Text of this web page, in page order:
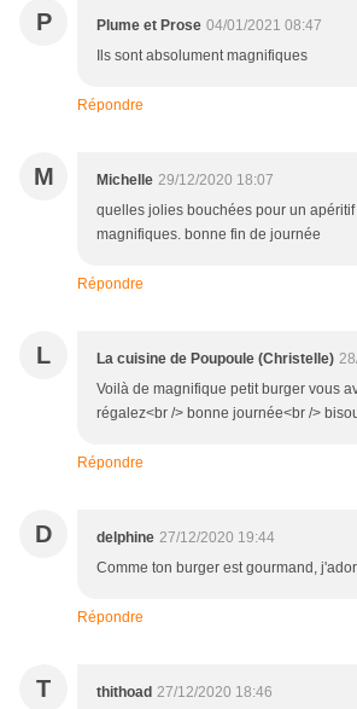
P Plume et Prose 04/01/2021 08:47
Ils sont absolument magnifiques
Répondre
M Michelle 29/12/2020 18:07
quelles jolies bouchées pour un
magnifiques. bonne fin de journée
Répondre
L La cuisine de Poupoule (Christelle)
Voilà de magnifique petit burger vous
régalez<br /> bonne journée<br />
Répondre
D delphine 27/12/2020 19:44
Comme ton burger est gourmand,
Répondre
T thithoad 27/12/2020 18:46